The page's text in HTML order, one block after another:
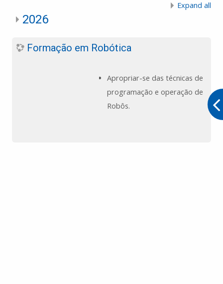
Expand all
2026
Formação em Robótica
Apropriar-se das técnicas de
programação e operação de
Robôs.